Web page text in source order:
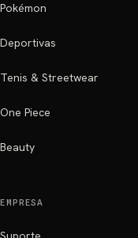
Pokémon
Deportivas
Tenis & Streetwear
One Piece
Beauty
EMPRESA